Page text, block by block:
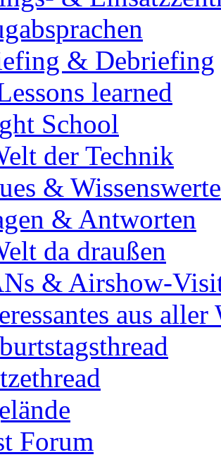
& Debriefing
learned
School
der Technik
&
& Antworten
da draußen
& Airshow-
aus aller
Forum